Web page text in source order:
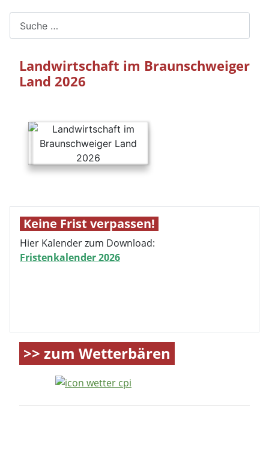
Keine Frist verpassen!
Hier Kalender zum Download:
Fristenkalender 2026
>> zum Wetterbären